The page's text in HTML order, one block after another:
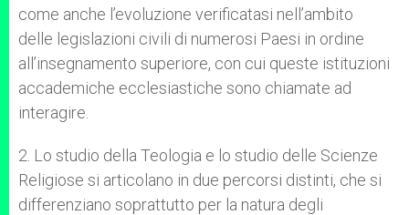
come anche l’evoluzione verificatasi nell’ambito
delle legislazioni civili di numerosi Paesi in ordine
all’insegnamento superiore, con cui queste istituzioni
accademiche ecclesiastiche sono chiamate ad
interagire.
2. Lo studio della Teologia e lo studio delle Scienze
Religiose si articolano in due percorsi distinti, che si
differenziano soprattutto per la natura degli